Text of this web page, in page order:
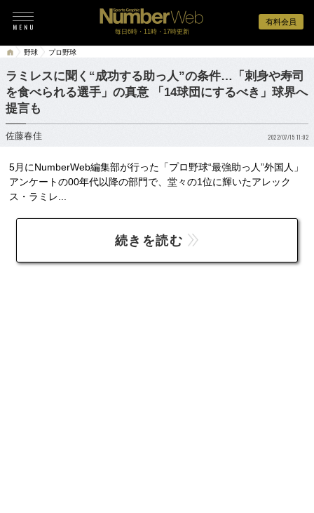
有料会員
毎日6時・11時・17時更新
野球 プロ野球
ラミレスに聞く“成功する助っ人”の条件…「刺身や寿司
を食べられる選手」の真意 「14球団にするべき」球界へ
提言も
佐藤春佳 2022/07/15 11:02
5月にNumberWeb編集部が行った「プロ野球“最強助っ人”外国人」
アンケートの00年代以降の部門で、堂々の1位に輝いたアレック
ス・ラミレ...
続きを読む